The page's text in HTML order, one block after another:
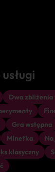
Dwa zbliżenia
Gra wstępna
Minetka
klasyczny